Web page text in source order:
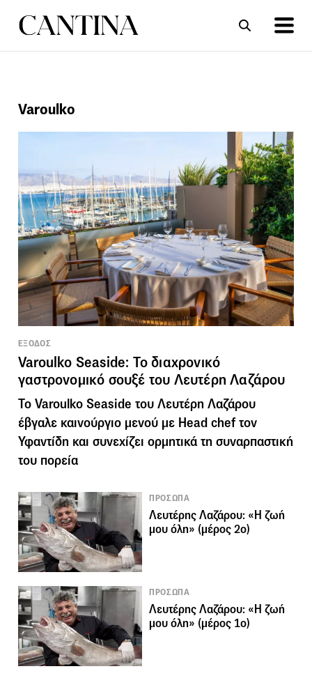
Varoulko
ΕΞΟΔΟΣ
Varoulko Seaside: Το διαχρονικό
γαστρονομικό σουξέ του Λευτέρη Λαζάρου
Το Varoulko Seaside του Λευτέρη Λαζάρου
έβγαλε καινούργιο μενού με Head chef τον
Υφαντίδη και συνεχίζει ορμητικά τη συναρπαστική
του πορεία
ΠΡΟΣΩΠΑ
Λευτέρης Λαζάρου: «Η ζωή
μου όλη» (μέρος 2ο)
ΠΡΟΣΩΠΑ
Λευτέρης Λαζάρου: «Η ζωή
μου όλη» (μέρος 1ο)